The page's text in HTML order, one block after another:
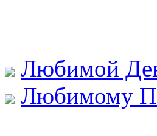
Любимой
Любимому